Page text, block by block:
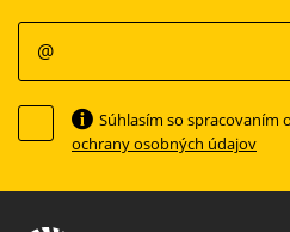
Súhlasím so spracovaním
ochrany osobných údajov